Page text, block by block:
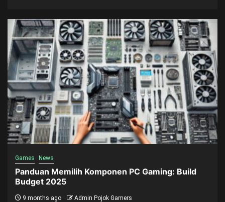
Games News
Panduan Memilih Komponen PC Gaming: Build
Budget 2025
9 months ago Admin Pojok Gamers